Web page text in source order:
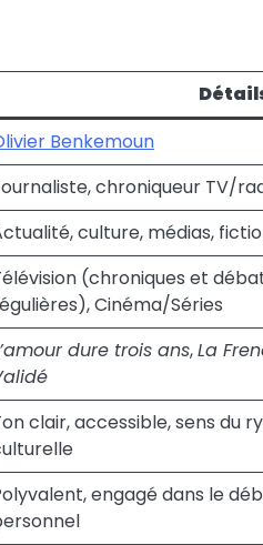
Benkemoun
chroniqueur TV/
culture, médias,
(chroniques et
Cinéma/Séries
dure trois ans,La
clair, accessible, sens du
engagé dans le